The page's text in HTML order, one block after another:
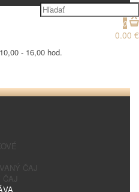
0
0.00 €
- 16,00 hod.
ČAJ